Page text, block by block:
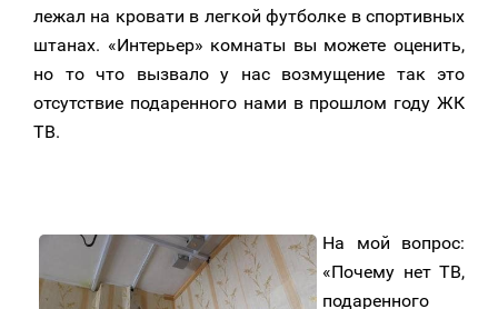
лежал на кровати в легкой футболке в спортивных
штанах. «Интерьер» комнаты вы можете оценить,
но то что вызвало у нас возмущение так это
отсутствие подаренного нами в прошлом году ЖК
ТВ.
На мой вопрос:
«Почему нет ТВ,
подаренного